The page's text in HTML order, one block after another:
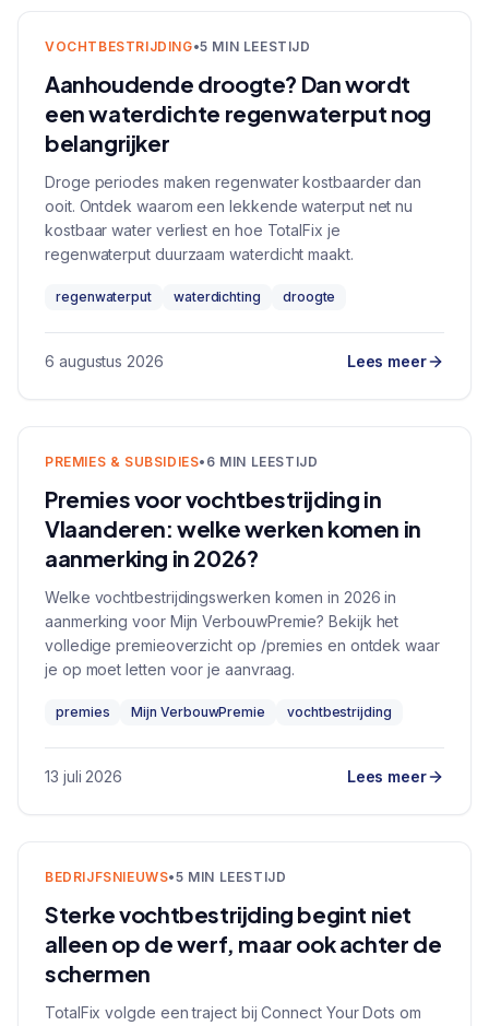
VOCHTBESTRIJDING•5 MIN LEESTIJD
Aanhoudende droogte? Dan wordt
een waterdichte regenwaterput nog
belangrijker
Droge periodes maken regenwater kostbaarder dan
ooit. Ontdek waarom een lekkende waterput net nu
kostbaar water verliest en hoe TotalFix je
regenwaterput duurzaam waterdicht maakt.
regenwaterput waterdichting droogte
6 augustus 2026 Lees meer
PREMIES & SUBSIDIES• 6 MIN LEESTIJD
Premies voor vochtbestrijding in
Vlaanderen: welke werken komen in
aanmerking in 2026?
Welke vochtbestrijdingswerken komen in 2026 in
aanmerking voor Mijn VerbouwPremie? Bekijk het
volledige premieoverzicht op /premies en ontdek waar
je op moet letten voor je aanvraag.
premies Mijn VerbouwPremie vochtbestrijding
13 juli 2026 Lees meer
BEDRIJFSNIEUWS•5 MIN LEESTIJD
Sterke vochtbestrijding begint niet
alleen op de werf, maar ook achter de
schermen
TotalFix volgde een traject bij Connect Your Dots om